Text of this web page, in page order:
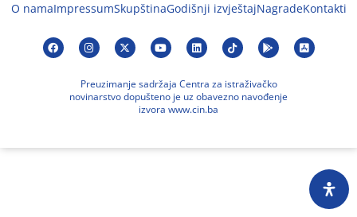
O namaImpressumSkupštinaGodišnji izvještajNagradeKontakti
Preuzimanje sadržaja Centra za istraživačko
novinarstvo dopušteno je uz obavezno navođenje
izvora www.cin.ba